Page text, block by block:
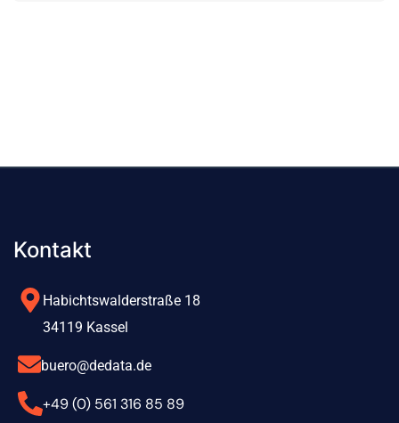
Kontakt
Habichtswalderstraße 18
34119 Kassel
buero@dedata.de
+49 (0) 561 316 85 89